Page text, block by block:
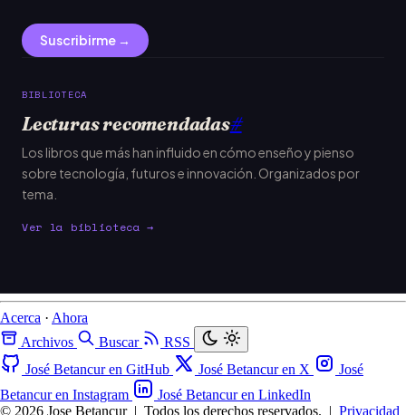
Suscribirme →
BIBLIOTECA
Lecturas recomendadas#
Los libros que más han influido en cómo enseño y pienso
sobre tecnología, futuros e innovación. Organizados por
tema.
Ver la biblioteca →
Acerca · Ahora
Archivos
Buscar
RSS
José Betancur en GitHub
José Betancur en X
José
Betancur en Instagram
José Betancur en LinkedIn
© 2026 Jose Betancur | Todos los derechos reservados. | Privacidad